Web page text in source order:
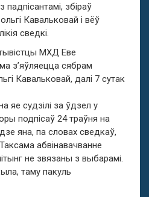
збіраў
Кавальковай і вёў
сведкі.
МХД Еве
з’яўляецца сябрам
Кавальковай, далі 7 сутак
яе судзілі за ўдзел у
подпісаў 24 траўня на
яна, па словах сведкаў,
абвінавачванне
не звязаны з выбарамі.
таму пакуль